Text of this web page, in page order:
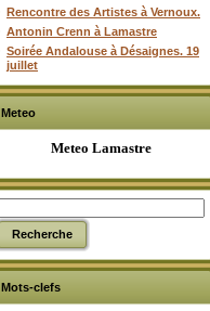
Rencontre des Artistes à Vernoux.
Antonin Crenn à Lamastre
Soirée Andalouse à Désaignes. 19
juillet
Meteo
Meteo Lamastre
Mots-clefs